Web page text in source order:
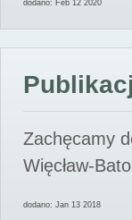
dodano: Feb 12 2020
Zachęcamy
Więcław-
dodano: Jan 13 2018